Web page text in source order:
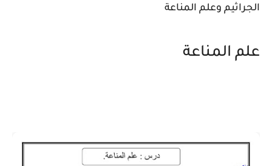
وعلم المناعة
المناعة